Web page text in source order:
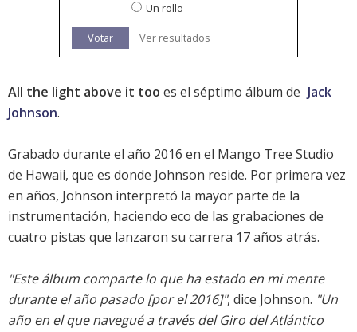
Un rollo
Votar Ver resultados
All the light above it too es el séptimo álbum de Jack
Johnson.
Grabado durante el año 2016 en el Mango Tree Studio
de Hawaii, que es donde Johnson reside. Por primera vez
en años, Johnson interpretó la mayor parte de la
instrumentación, haciendo eco de las grabaciones de
cuatro pistas que lanzaron su carrera 17 años atrás.
"Este álbum comparte lo que ha estado en mi mente
durante el año pasado [por el 2016]", dice Johnson. "Un
año en el que navegué a través del Giro del Atlántico